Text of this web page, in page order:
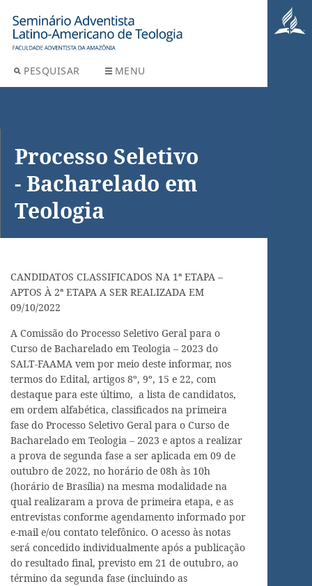
PESQUISAR MENU
Processo Seletivo
- Bacharelado em
Teologia
CANDIDATOS CLASSIFICADOS NA 1ª ETAPA –
APTOS À 2ª ETAPA A SER REALIZADA EM
09/10/2022
A Comissão do Processo Seletivo Geral para o
Curso de Bacharelado em Teologia – 2023 do
SALT-FAAMA vem por meio deste informar, nos
termos do Edital, artigos 8º, 9º, 15 e 22, com
destaque para este último, a lista de candidatos,
em ordem alfabética, classificados na primeira
fase do Processo Seletivo Geral para o Curso de
Bacharelado em Teologia – 2023 e aptos a realizar
a prova de segunda fase a ser aplicada em 09 de
outubro de 2022, no horário de 08h às 10h
(horário de Brasília) na mesma modalidade na
qual realizaram a prova de primeira etapa, e as
entrevistas conforme agendamento informado por
e-mail e/ou contato telefônico. O acesso às notas
será concedido individualmente após a publicação
do resultado final, previsto em 21 de outubro, ao
término da segunda fase (incluindo as